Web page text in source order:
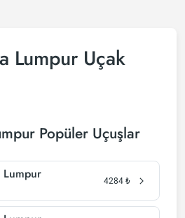
Lumpur Uçak
Popüler Uçuşlar
Lumpur 4284 ₺